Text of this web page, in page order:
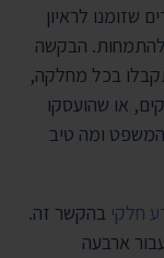
לראיון
הבקשה
בכל מחלקה,
או שהועסקו
ומה טיב
חלקי בהקשר זה.
ארבעה